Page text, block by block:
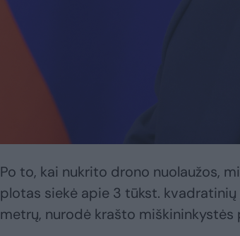
Po to, kai nukrito drono nuolaužos,
plotas siekė apie 3 tūkst.
metrų, nurodė krašto miškininkystės